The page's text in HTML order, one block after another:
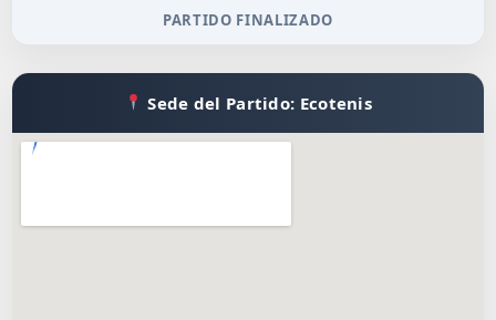
PARTIDO FINALIZADO
Sede del Partido: Ecotenis